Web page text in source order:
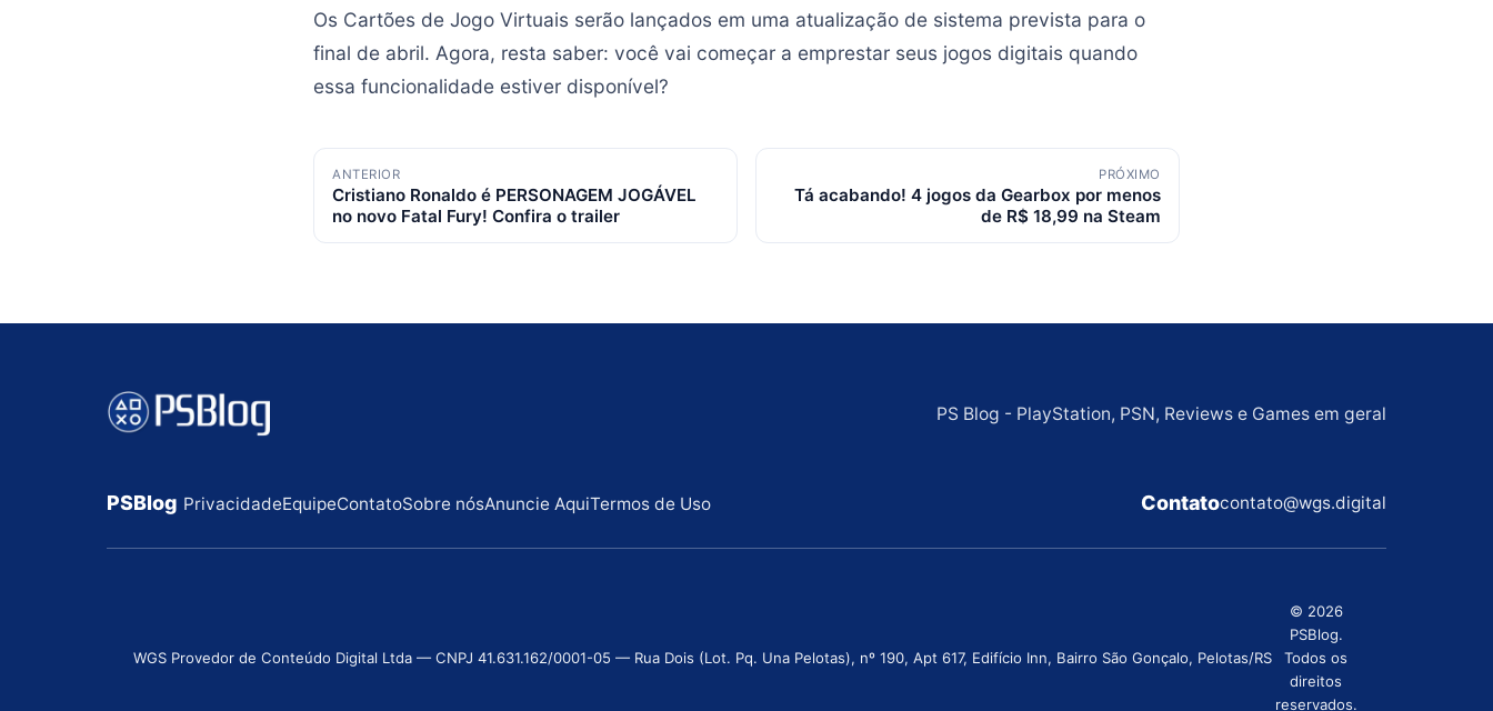
Os Cartões de Jogo Virtuais serão lançados em uma atualização de sistema prevista para o
final de abril. Agora, resta saber: você vai começar a emprestar seus jogos digitais quando
essa funcionalidade estiver disponível?
Navegação
de
posts
ANTERIOR
Cristiano Ronaldo é PERSONAGEM JOGÁVEL
no novo Fatal Fury! Confira o trailer
PRÓXIMO
Tá acabando! 4 jogos da Gearbox por menos
de R$ 18,99 na Steam
PS Blog - PlayStation, PSN, Reviews e Games em geral
PSBlog PrivacidadeEquipeContatoSobre nósAnuncie AquiTermos de Uso Contatocontato@wgs.digital
WGS Provedor de Conteúdo Digital Ltda — CNPJ 41.631.162/0001-05 — Rua Dois (Lot. Pq. Una Pelotas), nº 190, Apt 617, Edifício Inn, Bairro São Gonçalo, Pelotas/RS
© 2026
PSBlog.
Todos os
direitos
reservados.